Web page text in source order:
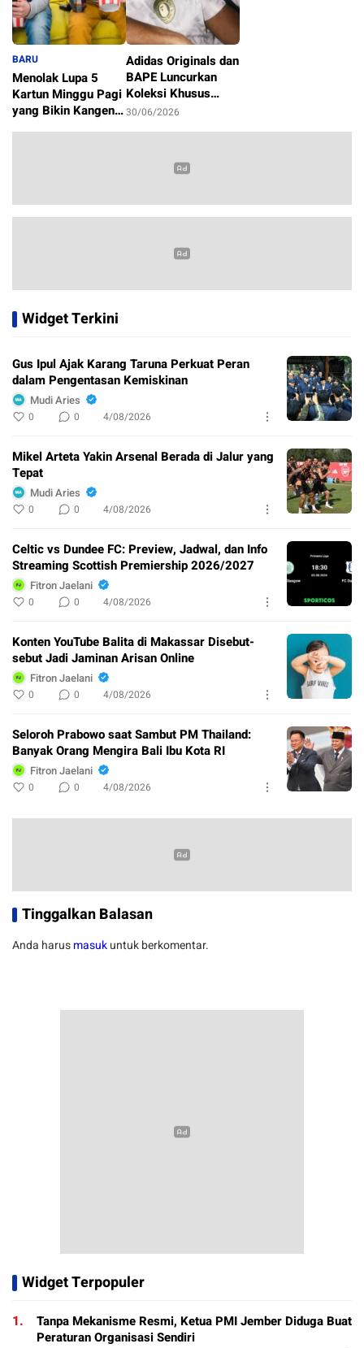
BARU
Menolak Lupa 5
Kartun Minggu Pagi
yang Bikin Kangen
1/07/2026
Adidas Originals dan
BAPE Luncurkan
Koleksi Khusus
Sambut Piala Dunia
30/06/2026
Widget Terkini
Gus Ipul Ajak Karang Taruna Perkuat Peran
dalam Pengentasan Kemiskinan
Mudi Aries
0 0 4/08/2026
Mikel Arteta Yakin Arsenal Berada di Jalur yang
Tepat
Mudi Aries
0 0 4/08/2026
Celtic vs Dundee FC: Preview, Jadwal, dan Info
Streaming Scottish Premiership 2026/2027
Fitron Jaelani
0 0 4/08/2026
Konten YouTube Balita di Makassar Disebut-
sebut Jadi Jaminan Arisan Online
Fitron Jaelani
0 0 4/08/2026
Seloroh Prabowo saat Sambut PM Thailand:
Banyak Orang Mengira Bali Ibu Kota RI
Fitron Jaelani
0 0 4/08/2026
Tinggalkan Balasan
Anda harusmasukuntuk berkomentar.
Widget Terpopuler
1.
Tanpa Mekanisme Resmi, Ketua PMI Jember Diduga Buat
Peraturan Organisasi Sendiri